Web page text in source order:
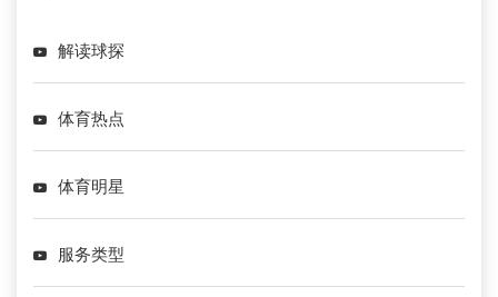
解读球探
体育热点
体育明星
服务类型